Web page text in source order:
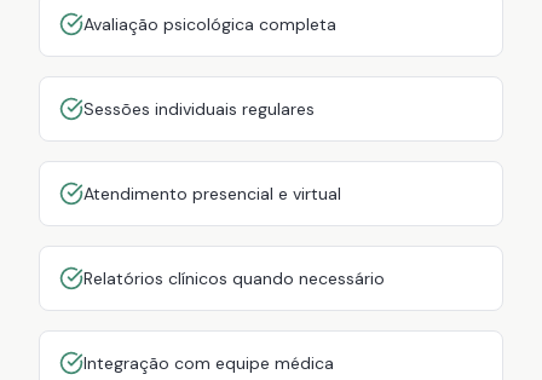
Avaliação psicológica completa
Sessões individuais regulares
Atendimento presencial e virtual
Relatórios clínicos quando necessário
Integração com equipe médica